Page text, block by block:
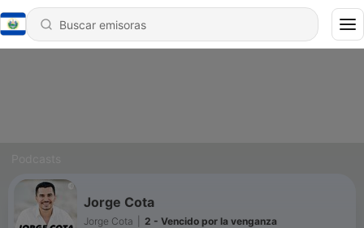
Jorge Cota
Jorge Cota 2 - Vencido por la venganza